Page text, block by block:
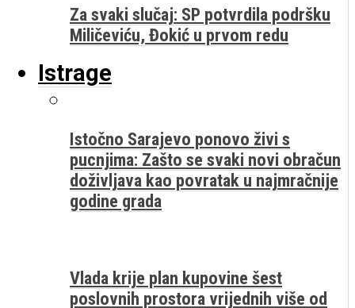
Za svaki slučaj: SP potvrdila podršku
Miličeviću, Đokić u prvom redu
Istrage
Istočno Sarajevo ponovo živi s
pucnjima: Zašto se svaki novi obračun
doživljava kao povratak u najmračnije
godine grada
Vlada krije plan kupovine šest
poslovnih prostora vrijednih više od